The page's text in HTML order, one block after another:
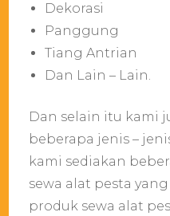
Dekorasi
Panggung
Tiang Antrian
Dan Lain – Lain.
Dan selain itu kami
beberapa jenis –
kami sediakan
sewa alat pesta
produk sewa alat